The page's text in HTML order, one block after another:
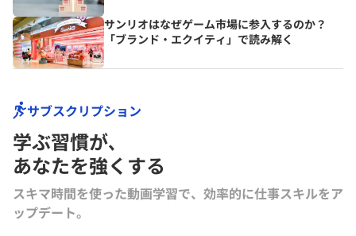
サンリオはなぜゲーム市場に参入するのか？
「ブランド・エクイティ」で読み解く
サブスクリプション
学ぶ習慣が､
あなたを強くする
スキマ時間を使った動画学習で、効率的に仕事スキルをア
ップデート。